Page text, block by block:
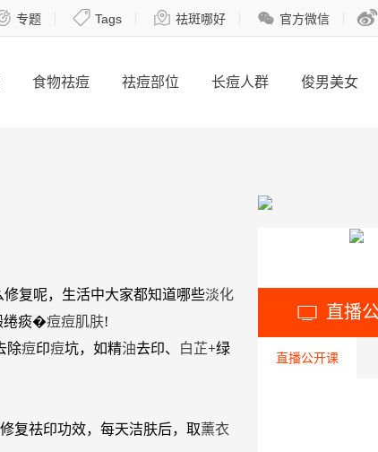
专题  Tags  祛斑哪好  官方微信 
食物祛痘 祛痘部位 长痘人群 俊男美女
修复呢，生活中大家都知道哪些淡化
绻痰�痘痘肌肤!
除痘印痘坑，如精油去印、 白芷+绿
复祛印功效，每天洁肤后，取薰衣
 直播
直播公开课